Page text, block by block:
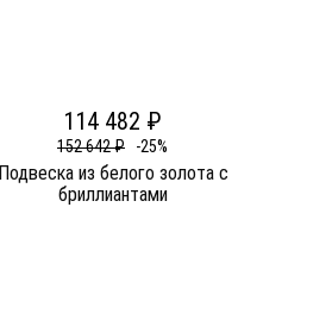
114 482 ₽
152 642 ₽ -25%
Подвеска из белого золота c
бриллиантами